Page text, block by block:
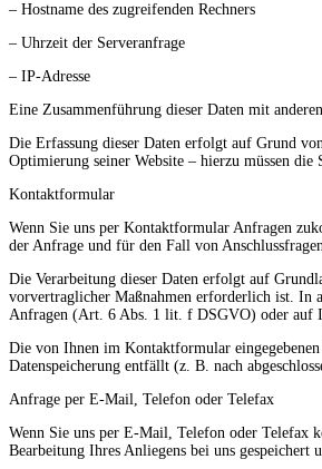
– Hostname des zugreifenden Rechners
– Uhrzeit der Serveranfrage
– IP-Adresse
Eine Zusammenführung dieser Daten mit
Die Erfassung dieser Daten erfolgt auf Grund
Optimierung seiner Website – hierzu müssen
Kontaktformular
Wenn Sie uns per Kontaktformular Anfragen
der Anfrage und für den Fall von
Die Verarbeitung dieser Daten erfolgt auf
vorvertraglicher Maßnahmen erforderlich ist. In
Anfragen (Art. 6 Abs. 1 lit. f DSGVO) oder auf
Die von Ihnen im Kontaktformular
Datenspeicherung entfällt (z. B. nach
Anfrage per E-Mail, Telefon oder Telefax
Wenn Sie uns per E-Mail, Telefon oder Telefax
Bearbeitung Ihres Anliegens bei uns